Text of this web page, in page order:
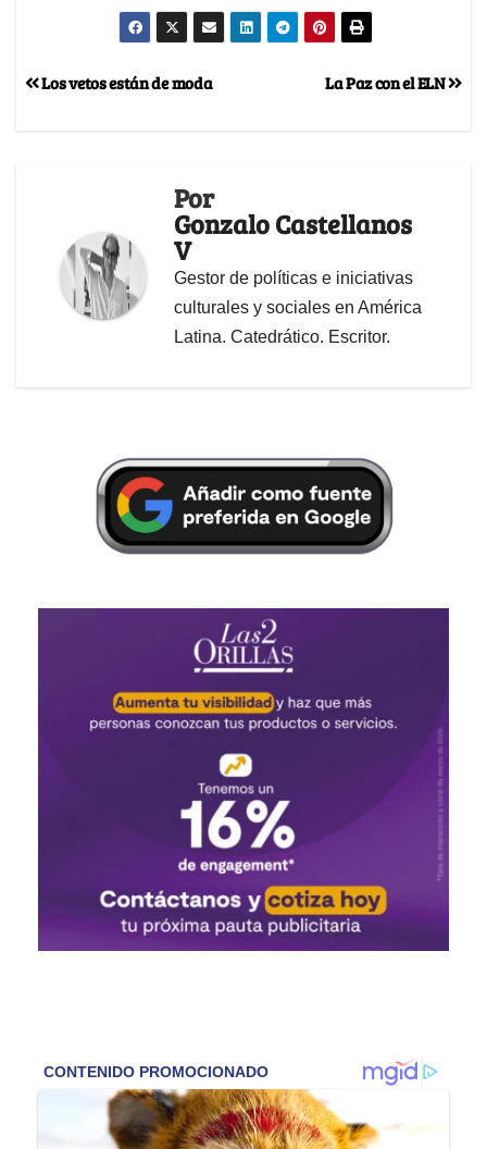
La Paz con el ELN
Los vetos están de moda
Por
Gonzalo Castellanos
V
Gestor de políticas e iniciativas
culturales y sociales en América
Latina. Catedrático. Escritor.